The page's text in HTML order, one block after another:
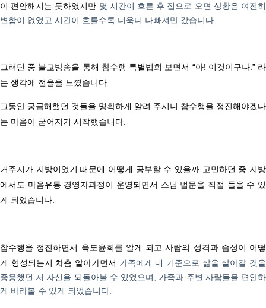
이 편안해지는 듯하였지만 몇 시간이 흐른 후 집으로 오면 상황은 여전히
변함이 없었고 시간이 흐를수록 더욱더 나빠져만 갔습니다
그러던 중 불교방송을 통해 참수행 특별법회 보면서 “아! 이것이구나. ” 라
는 생각에 전율을 느꼈습니다
그동안 궁금해했던 것들을 명확하게 알려 주시니 참수행을 정진해야겠다
는 마음이 굳어지기 시작했습니다
거주지가 지방이었기 때문에 어떻게 공부할 수 있을까 고민하던 중 지방
에서도 마음유통 경영자과정이 운영되면서 스님 법문을 직접 들을 수 있
게 되었습니다
참수행을 정진하면서 육도윤회를 알게 되고 사람의 성격과 습성이 어떻
게 형성되는지 차츰 알아가면서 가족에게 내 기준으로 삶을 살아갈 것을
종용했던 저 자신을 되돌아볼 수 있었으며
가족과 주변 사람들을 편안하
게 바라볼 수 있게 되었습니다